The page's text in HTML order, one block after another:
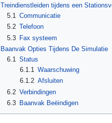
Treindienstleiden tijdens een
5.1
Communicatie
5.2 Telefoon
5.3 Fax systeem
Baanvak Opties Tijdens De Simulatie
6.1
Status
6.1.1
Waarschuwing
6.1.2 Afsluiten
6.2 Verbindingen
6.3
Baanvak Beëindigen